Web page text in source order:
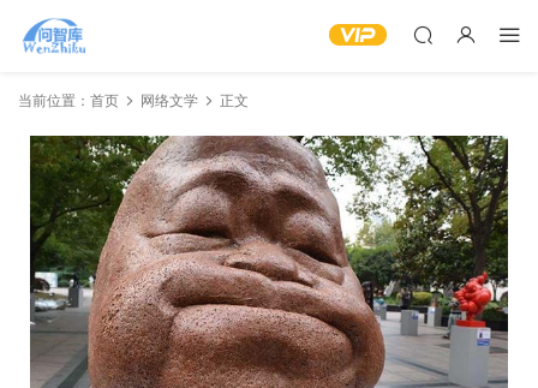
当前位置： 首页 网络文学 正文